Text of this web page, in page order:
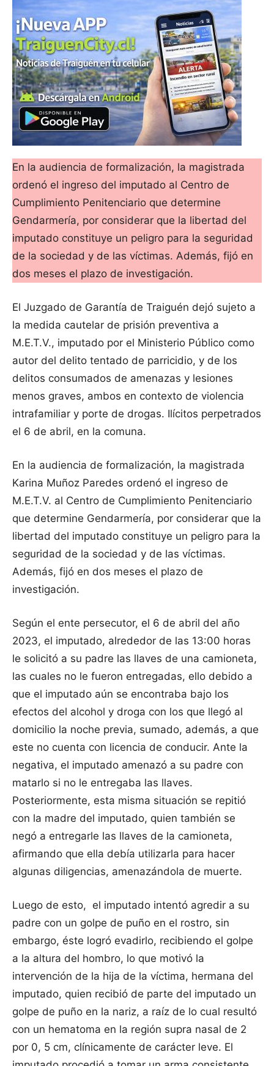
En la audiencia de formalización, la magistrada
ordenó el ingreso del imputado al Centro de
Cumplimiento Penitenciario que determine
Gendarmería, por considerar que la libertad del
imputado constituye un peligro para la seguridad
de la sociedad y de las víctimas. Además, fijó en
dos meses el plazo de investigación.
El Juzgado de Garantía de Traiguén dejó sujeto a
la medida cautelar de prisión preventiva a
M.E.T.V., imputado por el Ministerio Público como
autor del delito tentado de parricidio, y de los
delitos consumados de amenazas y lesiones
menos graves, ambos en contexto de violencia
intrafamiliar y porte de drogas. Ilícitos perpetrados
el 6 de abril, en la comuna.
En la audiencia de formalización, la magistrada
Karina Muñoz Paredes ordenó el ingreso de
M.E.T.V. al Centro de Cumplimiento Penitenciario
que determine Gendarmería, por considerar que la
libertad del imputado constituye un peligro para la
seguridad de la sociedad y de las víctimas.
Además, fijó en dos meses el plazo de
investigación.
Según el ente persecutor, el 6 de abril del año
2023, el imputado, alrededor de las 13:00 horas
le solicitó a su padre las llaves de una camioneta,
las cuales no le fueron entregadas, ello debido a
que el imputado aún se encontraba bajo los
efectos del alcohol y droga con los que llegó al
domicilio la noche previa, sumado, además, a que
este no cuenta con licencia de conducir. Ante la
negativa, el imputado amenazó a su padre con
matarlo si no le entregaba las llaves.
Posteriormente, esta misma situación se repitió
con la madre del imputado, quien también se
negó a entregarle las llaves de la camioneta,
afirmando que ella debía utilizarla para hacer
algunas diligencias, amenazándola de muerte.
Luego de esto, el imputado intentó agredir a su
padre con un golpe de puño en el rostro, sin
embargo, éste logró evadirlo, recibiendo el golpe
a la altura del hombro, lo que motivó la
intervención de la hija de la víctima, hermana del
imputado, quien recibió de parte del imputado un
golpe de puño en la nariz, a raíz de lo cual resultó
con un hematoma en la región supra nasal de 2
por 0, 5 cm, clínicamente de carácter leve. El